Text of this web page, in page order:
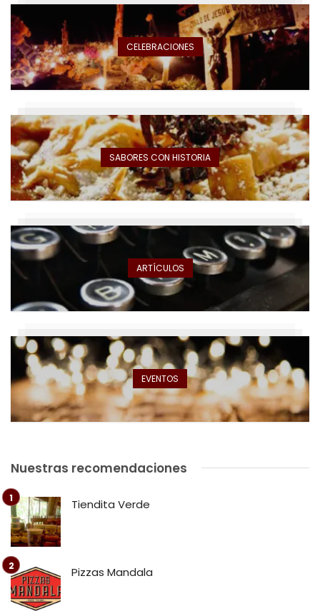
CELEBRACIONES
SABORES CON HISTORIA
ARTÍCULOS
EVENTOS
Nuestras recomendaciones
Tiendita Verde
Pizzas Mandala